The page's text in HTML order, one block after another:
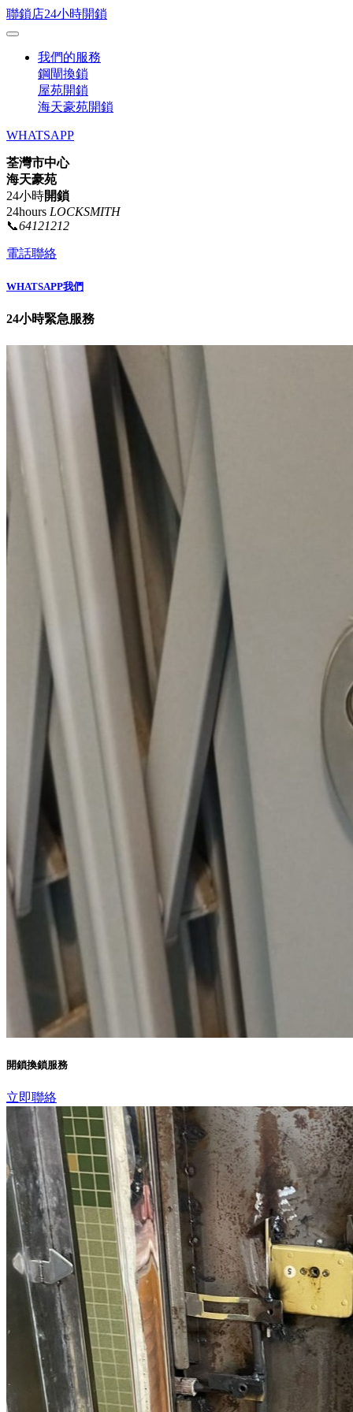
聯鎖店24小時開鎖
我們的服務
鋼閘換鎖
屋苑開鎖
海天豪苑開鎖
WHATSAPP
荃灣市中心
海天豪苑
24小時開鎖
24hours LOCKSMITH
📞64121212
電話聯絡
WHATSAPP我們
24小時緊急服務
開鎖換鎖服務
立即聯絡